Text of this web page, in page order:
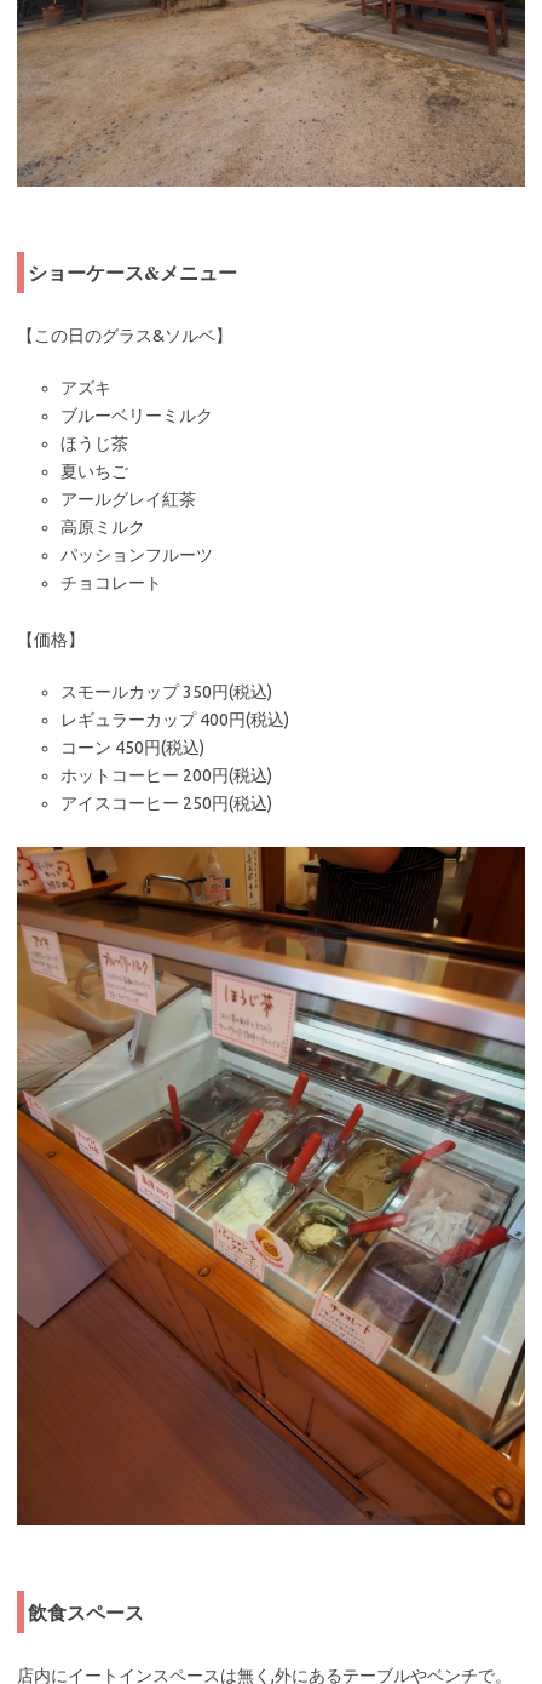
ショーケース&メニュー
【この日のグラス&ソルベ】
アズキ
ブルーベリーミルク
ほうじ茶
夏いちご
アールグレイ紅茶
高原ミルク
パッションフルーツ
チョコレート
【価格】
スモールカップ 350円(税込)
レギュラーカップ 400円(税込)
コーン 450円(税込)
ホットコーヒー 200円(税込)
アイスコーヒー 250円(税込)
飲食スペース
店内にイートインスペースは無く,外にあるテーブルやベンチで。